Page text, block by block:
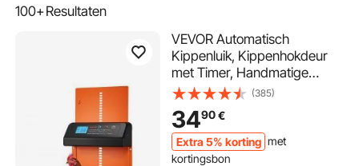
100+Resultaten
VEVOR Automatisch
Kippenluik, Kippenhokdeur
met Timer, Handmatige
Verstelling & Anti-
knelbeveiliging, Kippenluik,
Kippenrenpoortopener met
Waterdichte Afdichting,
Oranje, 350x250x73 mm
(385)
3490€
Extra 5% korting met
kortingsbon